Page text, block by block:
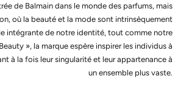
de Balmain dans le monde des parfums, mais
où la beauté et la mode sont intrinsèquement
intégrante de notre identité, tout comme notre
», la marque espère inspirer les individus à
à la fois leur singularité et leur appartenance à
un ensemble plus vaste.